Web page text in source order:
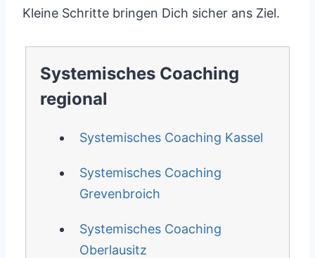
Kleine Schritte bringen Dich sicher ans Ziel.
Systemisches Coaching
regional
Systemisches Coaching Kassel
Systemisches Coaching
Grevenbroich
Systemisches Coaching
Oberlausitz